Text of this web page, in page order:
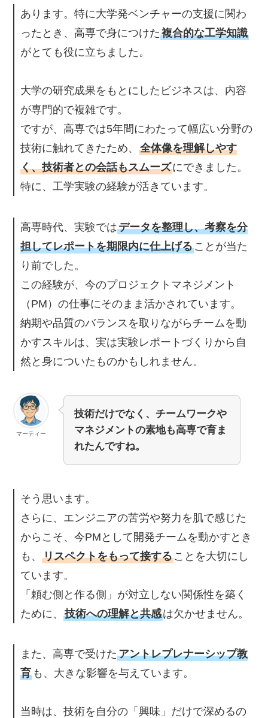
あります。特に大学発ベンチャーの支援に関わ
ったとき、高専で身につけた複合的な工学知識
がとても役に立ちました。
大学の研究成果をもとにしたビジネスは、内容
が専門的で複雑です。
ですが、高専では5年間にわたって幅広い分野の
技術に触れてきたため、全体像を理解しやす
く、技術者との会話もスムーズにできました。
特に、工学実験の経験が活きています。
高専時代、実験ではデータを整理し、考察を分
担してレポートを期限内に仕上げることが当た
り前でした。
この経験が、今のプロジェクトマネジメント
（PM）の仕事にそのまま活かされています。
納期や品質のバランスを取りながらチームを動
かすスキルは、実は実験レポートづくりから自
然と身についたものかもしれません。
マーティー
技術だけでなく、チームワークや
マネジメントの素地も高専で育ま
れたんですね。
そう思います。
さらに、エンジニアの苦労や努力を肌で感じた
からこそ、今PMとして開発チームを動かすとき
も、リスペクトをもって接することを大切にし
ています。
「頼む側と作る側」が対立しない関係性を築く
ために、技術への理解と共感は欠かせません。
また、高専で受けたアントレプレナーシップ教
育 も、大きな影響を与えています。
当時は、技術を自分の「興味」だけで深めるの